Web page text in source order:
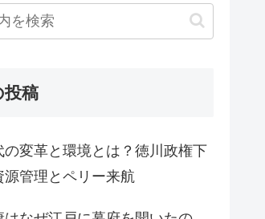
投稿
の変革と環境とは？徳川政権下
源管理とペリー来航